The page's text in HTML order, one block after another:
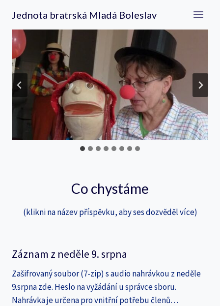
obsah
Jednota bratrská Mladá Boleslav
Co chystáme
(klikni na název příspěvku, aby ses dozvěděl více)
Záznam z neděle 9. srpna
Zašifrovaný soubor (7-zip) s audio nahrávkou z neděle
9.srpna zde. Heslo na vyžádání u správce sboru.
Nahrávka je určena pro vnitřní potřebu členů…